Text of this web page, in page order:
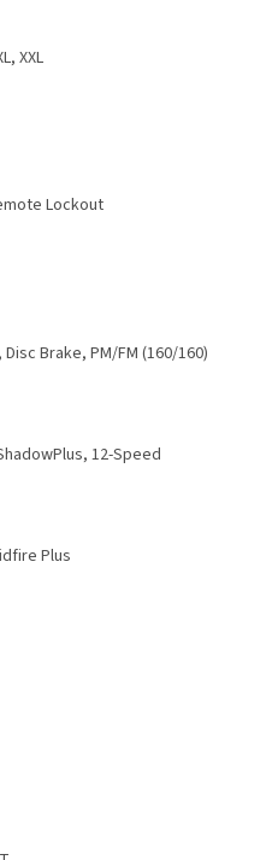
XXL
Lockout
Brake, PM/FM (160/160)
12-Speed
Plus